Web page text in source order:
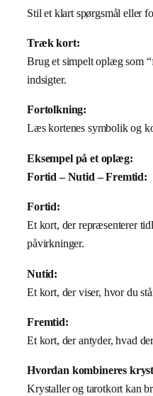
Stil et klart spørgsmål eller
Træk kort:
Brug et simpelt oplæg som
indsigter.
Fortolkning:
Læs kortenes symbolik og
Eksempel på et oplæg:
Fortid – Nutid – Fremtid:
Fortid:
Et kort, der repræsenterer
påvirkninger.
Nutid:
Et kort, der viser, hvor du
Fremtid:
Et kort, der antyder, hvad
Hvordan kombineres
Krystaller og tarotkort kan